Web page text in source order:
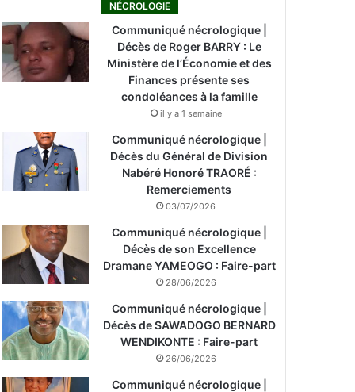
NÉCROLOGIE
Communiqué nécrologique |
Décès de Roger BARRY : Le
Ministère de l’Économie et des
Finances présente ses
condoléances à la famille
il y a 1 semaine
Communiqué nécrologique |
Décès du Général de Division
Nabéré Honoré TRAORÉ :
Remerciements
03/07/2026
Communiqué nécrologique |
Décès de son Excellence
Dramane YAMEOGO : Faire-part
28/06/2026
Communiqué nécrologique |
Décès de SAWADOGO BERNARD
WENDIKONTE : Faire-part
26/06/2026
Communiqué nécrologique |